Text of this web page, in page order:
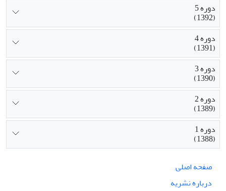
دوره 5
(1392)
دوره 4
(1391)
دوره 3
(1390)
دوره 2
(1389)
دوره 1
(1388)
صفحه اصلی
درباره نشریه